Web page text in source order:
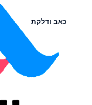
כאב ודלקת